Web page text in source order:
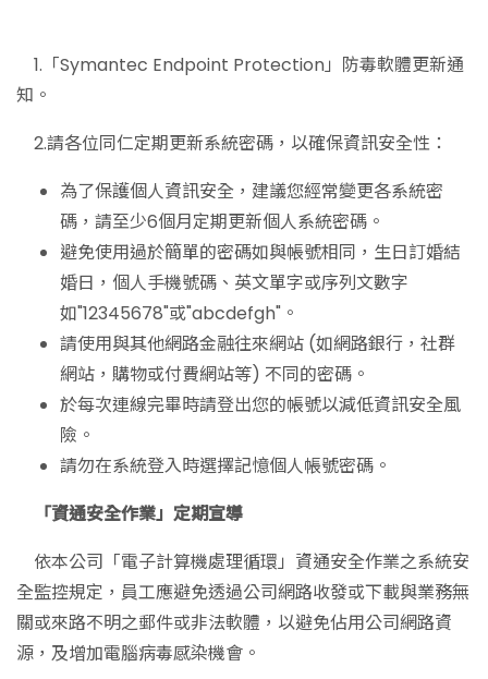
1.「Symantec Endpoint Protection」防毒軟體更新通
知。
2.請各位同仁定期更新系統密碼，以確保資訊安全性：
為了保護個人資訊安全，建議您經常變更各系統密
碼，請至少6個月定期更新個人系統密碼。
避免使用過於簡單的密碼如與帳號相同，生日訂婚結
婚日，個人手機號碼、英文單字或序列文數字
如"12345678"或"abcdefgh"。
請使用與其他網路金融往來網站 (如網路銀行，社群
網站，購物或付費網站等) 不同的密碼。
於每次連線完畢時請登出您的帳號以減低資訊安全風
險。
請勿在系統登入時選擇記憶個人帳號密碼。
「資通安全作業」定期宣導
依本公司「電子計算機處理循環」資通安全作業之系統安
全監控規定，員工應避免透過公司網路收發或下載與業務無
關或來路不明之郵件或非法軟體，以避免佔用公司網路資
源，及增加電腦病毒感染機會。